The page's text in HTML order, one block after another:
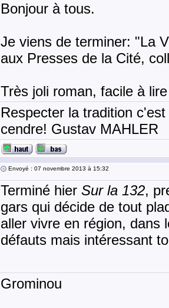
Bonjour à tous.
Je viens de terminer: "La
aux Presses de la Cité,
Très joli roman, facile à
Respecter la tradition
cendre! Gustav MAHLER
Envoyé : 07 novembre 2013 à 15:32
Terminé hier Sur la 132,
gars qui décide de tout
aller vivre en région, dans
défauts mais intéressant
Grominou